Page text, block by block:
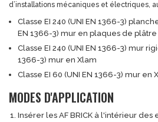
d’installations mécaniques et électriques,
Classe EI 240 (UNI EN 1366-3)
EN 1366-3) mur en plaques de plâtre
Classe EI 240 (UNI EN 1366-3) mur
1366-3) mur en Xlam
Classe EI 60 (UNI EN 1366-3) mur en
MODES D'APPLICATION
Insérer les AF BRICK à l'intérieur